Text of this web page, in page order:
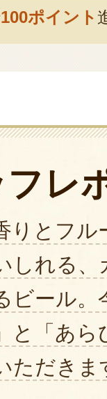
100ポイント
レ
りとフル
しれる
ビール。
と「あら
ただきま